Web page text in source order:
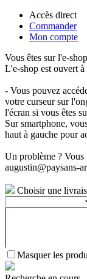
Accès direct
Commander
Mon compte
Vous êtes sur l'e-
L'e-shop est ouvert
- Vous pouvez
votre curseur sur
l'écran si vous êtes
Sur smartphone,
haut à gauche pour
Un problème ?
augustin@paysans-
Choisir une
Masquer les